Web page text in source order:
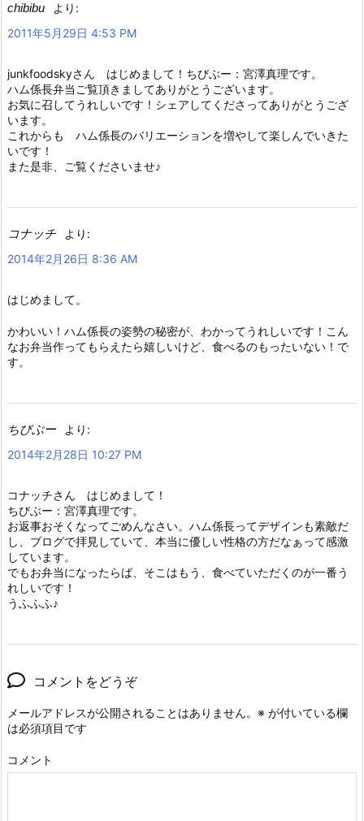
chibibu
より:
2011年5月29日 4:53 PM
junkfoodskyさん はじめまして！ちびぶー：宮澤真理です。
ハム係長弁当ご覧頂きましてありがとうございます。
お気に召してうれしいです！シェアしてくださってありがとうござ
います。
これからも ハム係長のバリエーションを増やして楽しんでいきた
いです！
また是非、ご覧くださいませ♪
コナッチ
より:
2014年2月26日 8:36 AM
はじめまして。
かわいい！ハム係長の姿勢の秘密が、わかってうれしいです！こん
なお弁当作ってもらえたら嬉しいけど、食べるのもったいない！で
す。
ちびぶー
より:
2014年2月28日 10:27 PM
コナッチさん はじめまして！
ちびぶー：宮澤真理です。
お返事おそくなってごめんなさい。ハム係長ってデザインも素敵だ
し、ブログで拝見していて、本当に優しい性格の方だなぁって感激
しています。
でもお弁当になったらば、そこはもう、食べていただくのが一番う
れしいです！
うふふふ♪
コメントをどうぞ
メールアドレスが公開されることはありません。 ※ が付いている欄
は必須項目です
コメント